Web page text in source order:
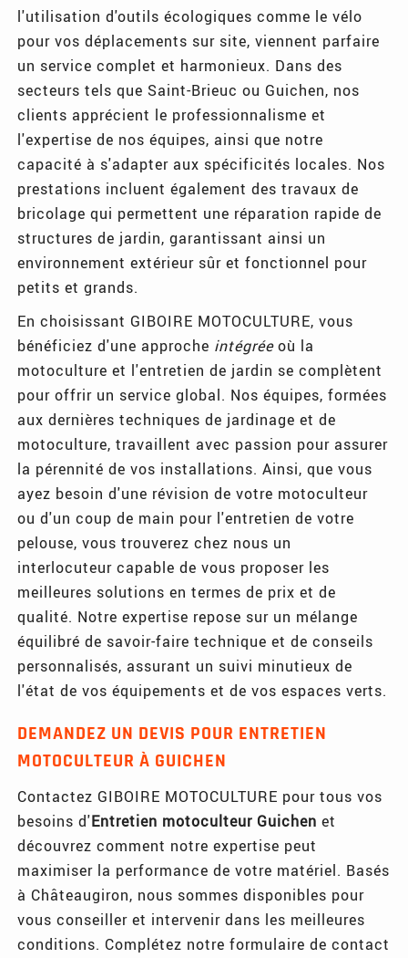
l'utilisation d'outils écologiques comme le vélo
pour vos déplacements sur site, viennent parfaire
un service complet et harmonieux. Dans des
secteurs tels que Saint-Brieuc ou Guichen, nos
clients apprécient le professionnalisme et
l'expertise de nos équipes, ainsi que notre
capacité à s'adapter aux spécificités locales. Nos
prestations incluent également des travaux de
bricolage qui permettent une réparation rapide de
structures de jardin, garantissant ainsi un
environnement extérieur sûr et fonctionnel pour
petits et grands.
En choisissant GIBOIRE MOTOCULTURE, vous
bénéficiez d'une approche intégréeoù la
motoculture et l'entretien de jardin se complètent
pour offrir un service global. Nos équipes, formées
aux dernières techniques de jardinage et de
motoculture, travaillent avec passion pour assurer
la pérennité de vos installations. Ainsi, que vous
ayez besoin d'une révision de votre motoculteur
ou d'un coup de main pour l'entretien de votre
pelouse, vous trouverez chez nous un
interlocuteur capable de vous proposer les
meilleures solutions en termes de prix et de
qualité. Notre expertise repose sur un mélange
équilibré de savoir-faire technique et de conseils
personnalisés, assurant un suivi minutieux de
l'état de vos équipements et de vos espaces verts.
DEMANDEZ UN DEVIS POUR ENTRETIEN
MOTOCULTEUR À GUICHEN
Contactez GIBOIRE MOTOCULTURE pour tous vos
besoins d'Entretien motoculteur Guichen et
découvrez comment notre expertise peut
maximiser la performance de votre matériel. Basés
à Châteaugiron, nous sommes disponibles pour
vous conseiller et intervenir dans les meilleures
conditions. Complétez notre formulaire de contact